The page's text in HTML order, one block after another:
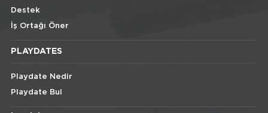
Destek
İş Ortağı Öner
PLAYDATES
Playdate Nedir
Playdate Bul